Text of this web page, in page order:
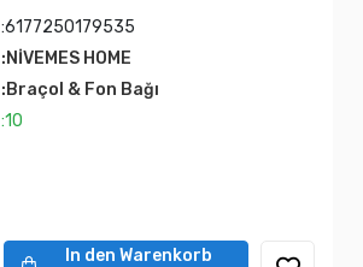
:6177250179535
:NİVEMES HOME
:Braçol & Fon Bağı
:10
In den Warenkorb